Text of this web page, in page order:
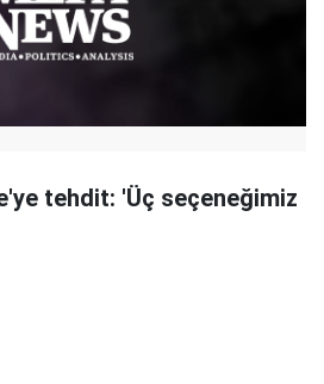
tehdit: 'Üç seçeneğimiz